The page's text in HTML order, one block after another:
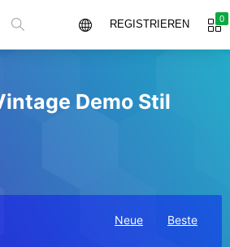
0
REGISTRIEREN
Demo Stil
Neue Beste